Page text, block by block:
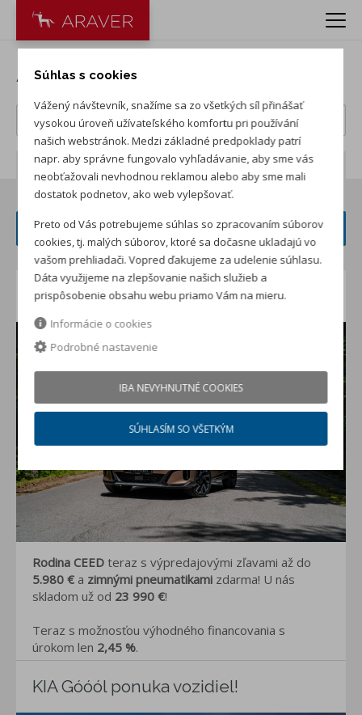
Akcie na KIA vozidlá
Počet záznamov: 12
FILTER ČLÁNKOV
Akcia KIA rodina CEED
Rodina CEED teraz s výpredajovými zľavami až do
5.980 € a zimnými pneumatikami zdarma! U nás
skladom už od 23 990 €!
Teraz s možnosťou výhodného financovania s
úrokom len 2,45 %.
KIA Góóól ponuka vozidiel!
Súhlas s cookies
Vážený návštevník, snažíme sa zo všetkých síl přinášať
vysokou úroveň užívateľského komfortu pri používání
našich webstránok. Medzi základné predpoklady patrí
napr. aby správne fungovalo vyhľadávanie, aby sme vás
neobťažovali nevhodnou reklamou alebo aby sme mali
dostatok podnetov, ako web vylepšovať.
Preto od Vás potrebujeme súhlas so zpracovaním súborov
cookies, tj. malých súborov, ktoré sa dočasne ukladajú vo
vašom prehliadači. Vopred ďakujeme za udelenie súhlasu.
Dáta využijeme na zlepšovanie našich služieb a
prispôsobenie obsahu webu priamo Vám na mieru.
Informácie o cookies
Podrobné nastavenie
IBA NEVYHNUTNÉ COOKIES
SÚHLASÍM SO VŠETKÝM